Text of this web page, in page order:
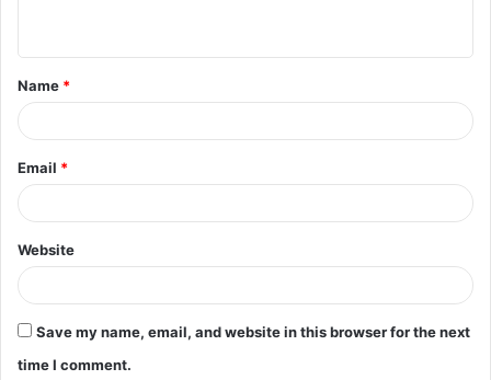
t
*
Name *
Email *
Website
Save my name, email, and website in this browser for the next
time I comment.